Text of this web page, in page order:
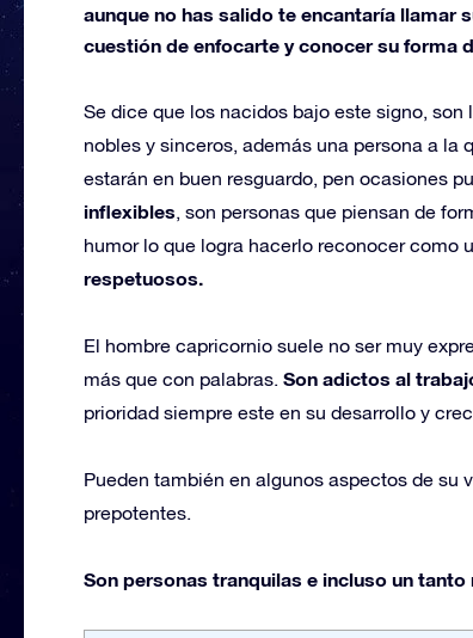
aunque no has salido te encantaría llamar
cuestión de enfocarte y conocer su forma
Se dice que los nacidos bajo este signo,
nobles y sinceros, además una persona a
estarán en buen resguardo, pen ocasiones
inflexibles, son personas que piensan de
humor lo que logra hacerlo reconocer como
respetuosos.
El hombre capricornio suele no ser muy
más que con palabras. Son adictos al
prioridad siempre este en su desarrollo y
Pueden también en algunos aspectos de su
prepotentes.
Son personas tranquilas e incluso un